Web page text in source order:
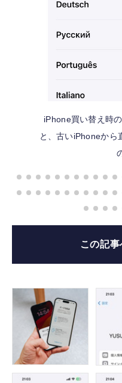
iPhone買い替え時
と、古いiPhoneから
この記